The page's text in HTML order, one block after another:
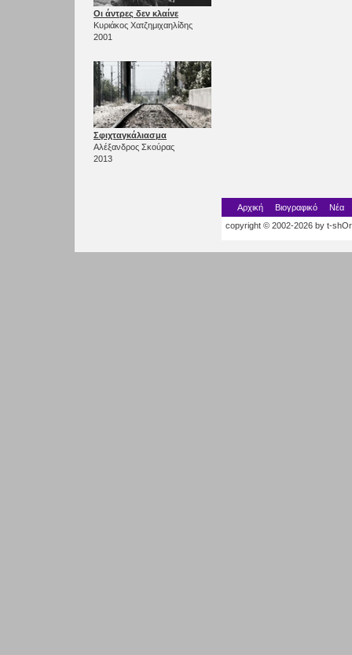
Οι άντρες δεν κλαίνε
Κυριάκος Χατζημιχαηλίδης
2001
Σφιχταγκάλιασμα
Αλέξανδρος Σκούρας
2013
Αρχική Βιογραφικό
Νέα
copyright © 2002-2026 by t-